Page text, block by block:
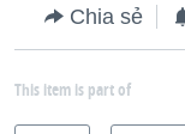
Chia sẻ
This item is part of